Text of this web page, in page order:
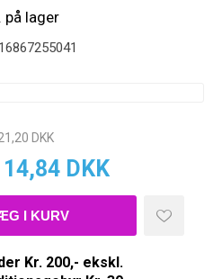
på lager
DKK
14,84 DKK
Kr. 200,- ekskl.